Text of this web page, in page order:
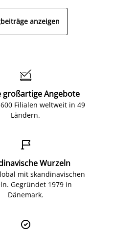
anzeigen

großartige Angebote
Filialen weltweit in 49
Ländern.

Wurzeln
mit skandinavischen
Gegründet 1979 in
Dänemark.
